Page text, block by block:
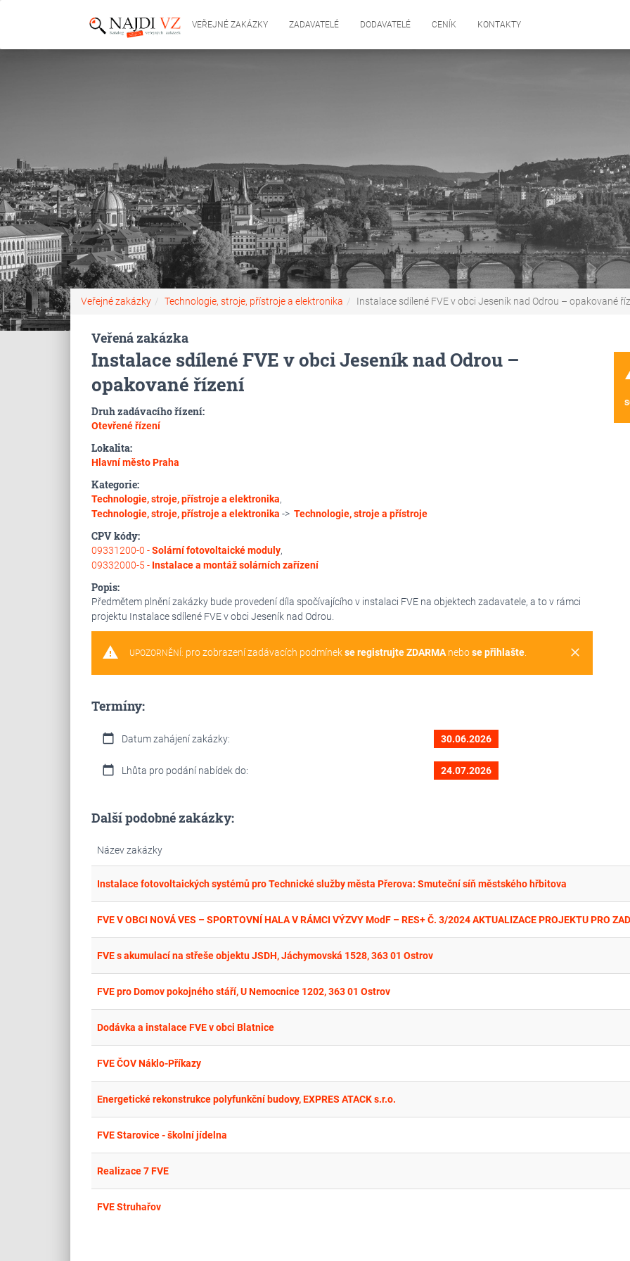
VEŘEJNÉ ZAKÁZKY ZADAVATELÉ DODAVATELÉ CENÍK KONTAKTY
Veřejné zakázky Technologie, stroje, přístroje a elektronika Instalace sdílené FVE v obci Jeseník nad Odrou – opakované
Veřená zakázka
Instalace sdílené FVE v obci Jeseník nad Odrou –
opakované řízení
Druh zadávacího řízení:
Otevřené řízení
Lokalita:
Hlavní město Praha
Kategorie:
Technologie, stroje, přístroje a elektronika,
Technologie, stroje, přístroje a elektronika -> Technologie, stroje a přístroje
CPV kódy:
09331200-0 -Solární fotovoltaické moduly,
09332000-5 - Instalace a montáž solárních zařízení
Popis:
Předmětem plnění zakázky bude provedení díla spočívajícího v instalaci FVE na objektech zadavatele, a to v rámci
projektu Instalace sdílené FVE v obci Jeseník nad Odrou.
warning clear
UPOZORNĚNÍ: pro zobrazení zadávacích podmínekse registrujte ZDARMAnebose přihlašte.
Termíny:
calendar_today Datum zahájení zakázky: 30.06.2026
calendar_today Lhůta pro podání nabídek do: 24.07.2026
Další podobné zakázky:
Název zakázky
Instalace fotovoltaických systémů pro Technické služby města Přerova: Smuteční síň městského hřbitova
FVE s akumulací na střeše objektu JSDH, Jáchymovská 1528, 363 01 Ostrov
FVE pro Domov pokojného stáří, U Nemocnice 1202, 363 01 Ostrov
Dodávka a instalace FVE v obci Blatnice
FVE ČOV Náklo-Příkazy
Energetické rekonstrukce polyfunkční budovy, EXPRES ATACK s.r.o.
FVE Starovice - školní jídelna
Realizace 7 FVE
FVE Struhařov